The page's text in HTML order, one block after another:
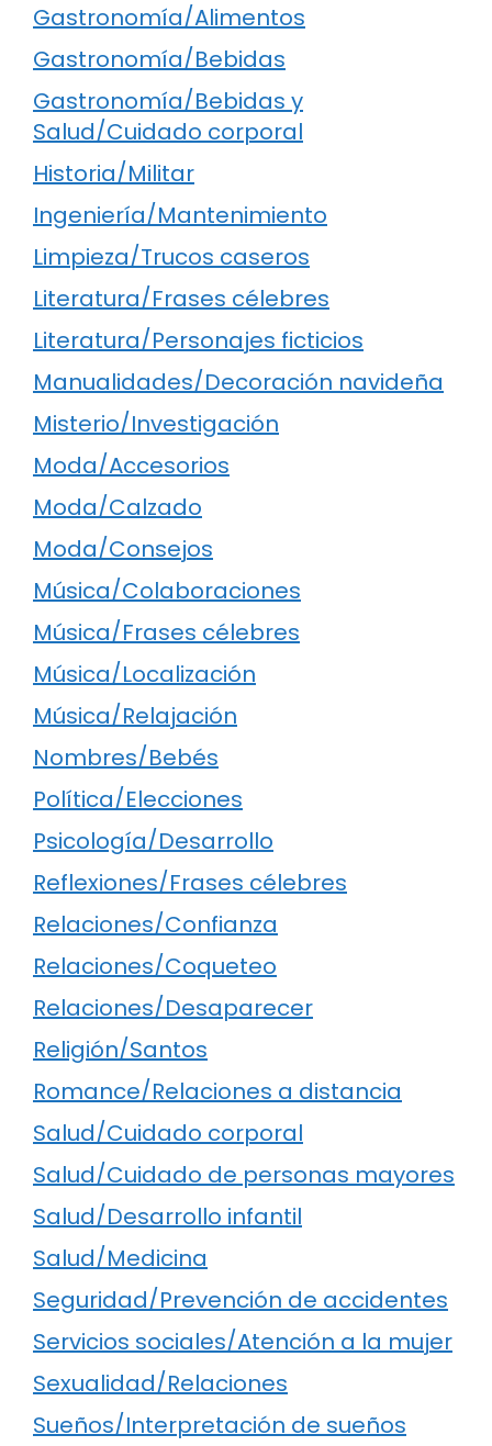
Gastronomía/Alimentos
Gastronomía/Bebidas
Gastronomía/Bebidas y
Salud/Cuidado corporal
Historia/Militar
Ingeniería/Mantenimiento
Limpieza/Trucos caseros
Literatura/Frases célebres
Literatura/Personajes ficticios
Manualidades/Decoración navideña
Misterio/Investigación
Moda/Accesorios
Moda/Calzado
Moda/Consejos
Música/Colaboraciones
Música/Frases célebres
Música/Localización
Música/Relajación
Nombres/Bebés
Política/Elecciones
Psicología/Desarrollo
Reflexiones/Frases célebres
Relaciones/Confianza
Relaciones/Coqueteo
Relaciones/Desaparecer
Religión/Santos
Romance/Relaciones a distancia
Salud/Cuidado corporal
Salud/Cuidado de personas mayores
Salud/Desarrollo infantil
Salud/Medicina
Seguridad/Prevención de accidentes
Servicios sociales/Atención a la mujer
Sexualidad/Relaciones
Sueños/Interpretación de sueños